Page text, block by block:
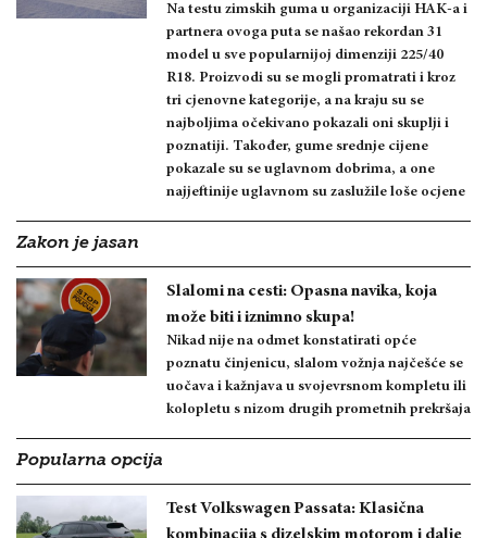
Na testu zimskih guma u organizaciji HAK-a i
partnera ovoga puta se našao rekordan 31
model u sve popularnijoj dimenziji 225/40
R18. Proizvodi su se mogli promatrati i kroz
tri cjenovne kategorije, a na kraju su se
najboljima očekivano pokazali oni skuplji i
poznatiji. Također, gume srednje cijene
pokazale su se uglavnom dobrima, a one
najjeftinije uglavnom su zaslužile loše ocjene
Zakon je jasan
Slalomi na cesti: Opasna navika, koja
može biti i iznimno skupa!
Nikad nije na odmet konstatirati opće
poznatu činjenicu, slalom vožnja najčešće se
uočava i kažnjava u svojevrsnom kompletu ili
kolopletu s nizom drugih prometnih prekršaja
Popularna opcija
Test Volkswagen Passata: Klasična
kombinacija s dizelskim motorom i dalje